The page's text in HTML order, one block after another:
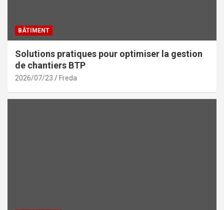
BÂTIMENT
Solutions pratiques pour optimiser la gestion
de chantiers BTP
2026/07/23 Freda